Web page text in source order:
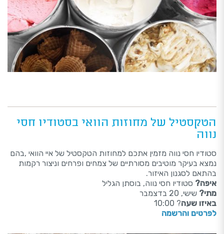
הטקסטיל של מחוזות הוואי בסטודיו חסי
נווה
סטודיו חסי נווה מזמין אתכם למחוזות הטקסטיל של איי הוואי ,בהם
נמצא בעיקר מוטיבים מסורתיים של צמחים ופרחים וניצור רקמות
בהתאם לסגנון האיזור.
איפה? סטודיו חסי נווה, בוסתן הגליל
מתי? שישי, 20 בדצמבר
באיזו שעה? 10:00
לפרטים והרשמה